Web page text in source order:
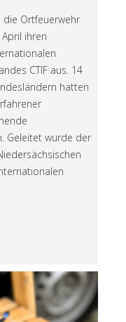
die Ortfeuerwehr
ihren
CTIF aus. 14
hatten
Geleitet wurde der